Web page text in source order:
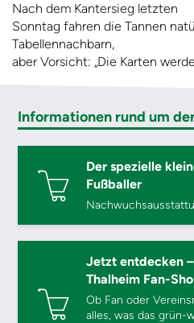
Nach dem Kantersieg letzten
Sonntag fahren die Tannen
Tabellennachbarn,
aber Vorsicht: „Die Karten
Informationen rund um
Der spezielle
Fußballer
Jetzt entdecken
Thalheim Fan-
Ob Fan oder
alles, was das grün-